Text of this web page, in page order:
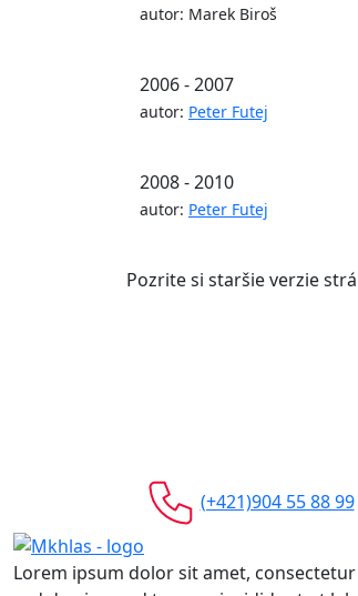
autor: Marek Biroš
2006 - 2007
autor: Peter Futej
2008 - 2010
autor: Peter Futej
Pozrite si staršie verzie
(+421)904 55 88 99
Lorem ipsum dolor sit amet,